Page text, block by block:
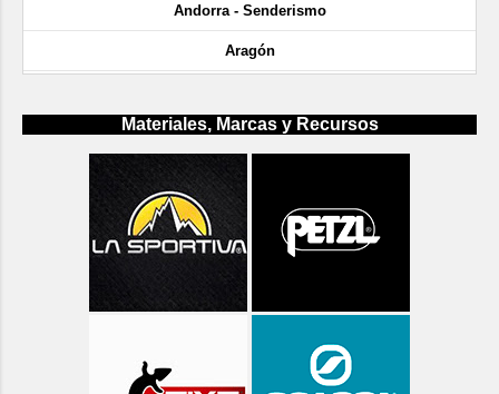
Andorra - Senderismo
Aragón
Aragón - Gargantas de Escuaín
Aragón - Huesca - Ligüerre de Cinca
Aragón - Huesca - Rodellar
Aragón - Huesca - Sacs
Aragón - Huesca - Sandiniés
Aragón - Ibones de Bachimaña
Materiales, Marcas y Recursos